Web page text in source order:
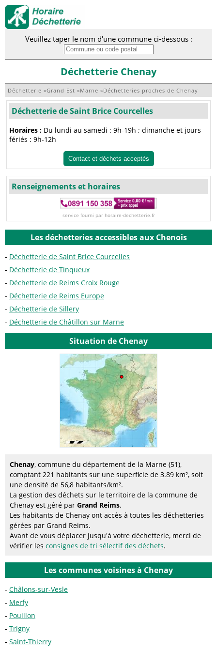
Veuillez taper le nom d'une commune ci-dessous :
Déchetterie Chenay
Déchetterie »Grand Est »Marne »Déchetteries proches de Chenay
Déchetterie de Saint Brice Courcelles
Horaires : Du lundi au samedi : 9h-19h ; dimanche et jours
fériés : 9h-12h
Contact et déchets acceptés
Renseignements et horaires
service fourni par horaire-dechetterie.fr
Les déchetteries accessibles aux Chenois
Déchetterie de Saint Brice Courcelles
Déchetterie de Tinqueux
Déchetterie de Reims Croix Rouge
Déchetterie de Reims Europe
Déchetterie de Sillery
Déchetterie de Châtillon sur Marne
Situation de Chenay
Chenay, commune du département de la Marne (51),
comptant 221 habitants sur une superficie de 3.89 km², soit
une densité de 56,8 habitants/km².
La gestion des déchets sur le territoire de la commune de
Chenay est géré par Grand Reims.
Les habitants de Chenay ont accès à toutes les déchetteries
gérées par Grand Reims.
Avant de vous déplacer jusqu'à votre déchetterie, merci de
vérifier les consignes de tri sélectif des déchets.
Les communes voisines à Chenay
Châlons-sur-Vesle
Merfy
Pouillon
Trigny
Saint-Thierry